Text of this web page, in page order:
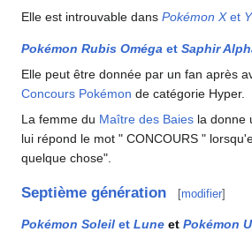
Elle est introuvable dans Pokémon Xet Y
Pokémon Rubis Oméga et Saphir
Elle peut être donnée par un fan après
Concours Pokémon de catégorie Hyper.
La femme du Maître des Baies la donne
lui répond le mot " CONCOURS "
quelque chose".
Septième génération [modifier]
Pokémon Soleil et Lune et Pokémon